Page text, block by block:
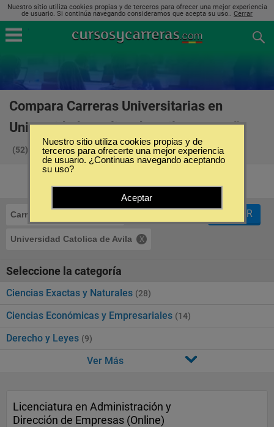
Nuestro sitio utiliza cookies propias y de terceros para ofrecer una mejor experiencia
de usuario. Si continúa navegando consideramos que acepta su uso.. Cerrar
Compara Carreras Universitarias en
Universidad Catolica de Avila en España
(52)
Carreras Universitarias
Universidad Catolica de Avila
FILTRAR
Seleccione la categoría
Ciencias Exactas y Naturales (28)
Ciencias Económicas y Empresariales (14)
Derecho y Leyes (9)
Ver Más
Licenciatura en Administración y
Dirección de Empresas (Online)
Nuestro sitio utiliza cookies propias y de
terceros para ofrecerte una mejor experiencia
de usuario. ¿Continuas navegando aceptando
su uso?
Aceptar